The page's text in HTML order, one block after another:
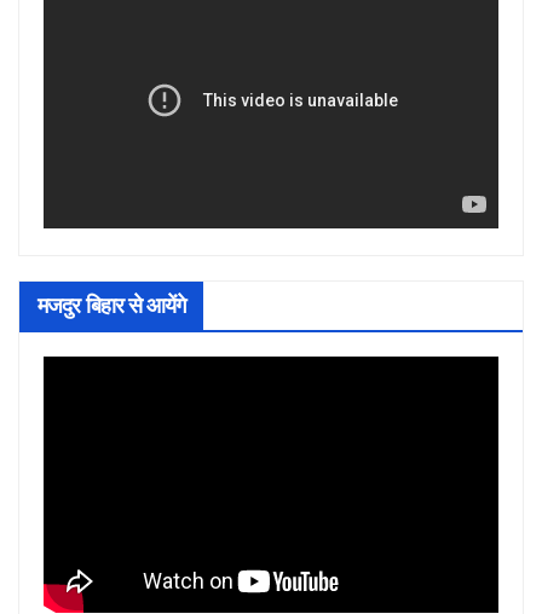
मजदुर बिहार से आयेंगे